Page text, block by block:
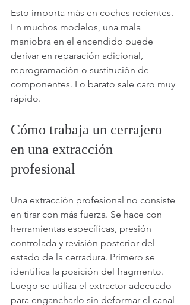
Esto importa más en coches recientes.
En muchos modelos, una mala
maniobra en el encendido puede
derivar en reparación adicional,
reprogramación o sustitución de
componentes. Lo barato sale caro muy
rápido.
Cómo trabaja un cerrajero
en una extracción
profesional
Una extracción profesional no consiste
en tirar con más fuerza. Se hace con
herramientas específicas, presión
controlada y revisión posterior del
estado de la cerradura. Primero se
identifica la posición del fragmento.
Luego se utiliza el extractor adecuado
para engancharlo sin deformar el canal